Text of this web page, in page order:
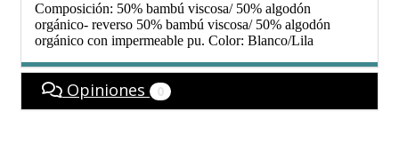
Composición: 50% bambú viscosa/ 50% algodón
orgánico- reverso 50% bambú viscosa/ 50% algodón
orgánico con impermeable pu. Color: Blanco/Lila
Opiniones 0